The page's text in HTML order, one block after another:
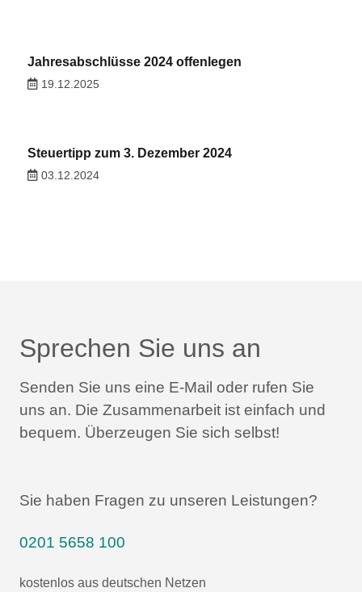
Jahresabschlüsse 2024 offenlegen
19.12.2025
Steuertipp zum 3. Dezember 2024
03.12.2024
Sprechen Sie uns an
Senden Sie uns eine E-Mail oder rufen Sie
uns an. Die Zusammenarbeit ist einfach und
bequem. Überzeugen Sie sich selbst!
Sie haben Fragen zu unseren Leistungen?
0201 5658 100
kostenlos aus deutschen Netzen